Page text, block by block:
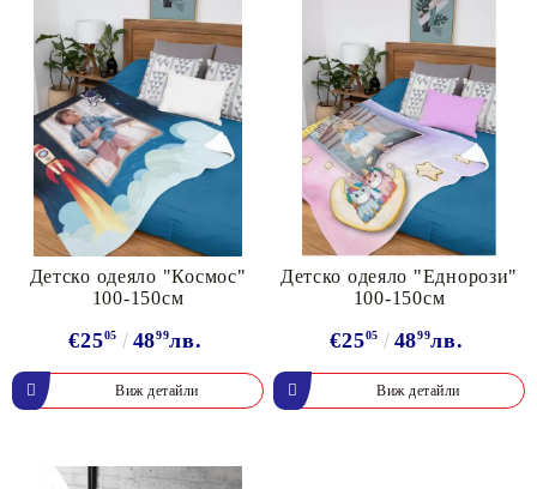
Детско одеяло "Космос"
100-150см
€2505 4899лв.
Виж детайли
Детско одеяло "Еднорози"
100-150см
€2505 4899лв.
Виж детайли